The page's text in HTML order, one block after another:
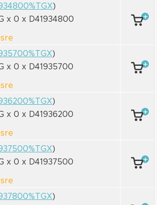
)
x 0 x D41934800
)
x 0 x D41935700
)
x 0 x D41936200
)
x 0 x D41937500
)